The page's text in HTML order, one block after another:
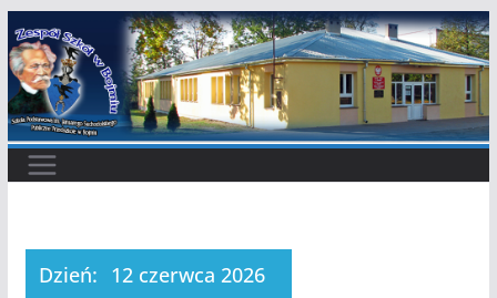
Przejdź
do
treści
Dzień: 12 czerwca 2026